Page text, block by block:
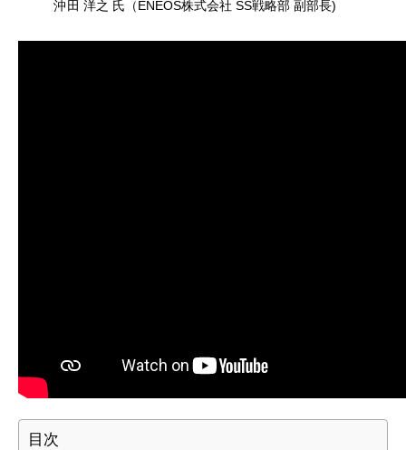
沖田 洋之 氏（ENEOS株式会社 SS戦略部 副部長)
目次